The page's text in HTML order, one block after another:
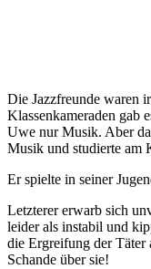
Die Jazzfreunde waren
Klassenkameraden gab
Uwe nur Musik. Aber
Musik und studierte am
Er spielte in seiner
Letzterer erwarb sich
leider als instabil und
die Ergreifung der Täter
Schande über sie!